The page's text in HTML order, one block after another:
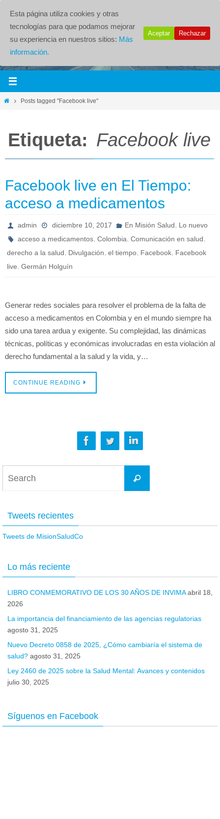
Posts tagged "Facebook live"
Etiqueta: Facebook live
Facebook live en El Tiempo:
acceso a medicamentos
admin diciembre 10, 2017 En Misión Salud, Lo nuevo
acceso a medicamentos,Colombia,Comunicación en salud,
derecho a la salud, Divulgación, el tiempo, Facebook, Facebook
live, Germán Holguín
Generar redes sociales para resolver el problema de la falta de
acceso a medicamentos en Colombia y en el mundo siempre ha
sido una tarea ardua y exigente. Su complejidad, las dinámicas
técnicas, políticas y económicas involucradas en esta violación al
derecho fundamental a la salud y la vida, y…
CONTINUE READING
Tweets recientes
Tweets de MisionSaludCo
Lo más reciente
LIBRO CONMEMORATIVO DE LOS 30 AÑOS DE INVIMA abril 18,
2026
La importancia del financiamiento de las agencias regulatorias
agosto 31, 2025
Nuevo Decreto 0858 de 2025, ¿Cómo cambiaría el sistema de
salud? agosto 31, 2025
Ley 2460 de 2025 sobre la Salud Mental: Avances y contenidos
julio 30, 2025
Síguenos en Facebook
Esta página utiliza cookies y otras
tecnologías para que podamos mejorar
su experiencia en nuestros sitios: Más
información.
Aceptar Rechazar